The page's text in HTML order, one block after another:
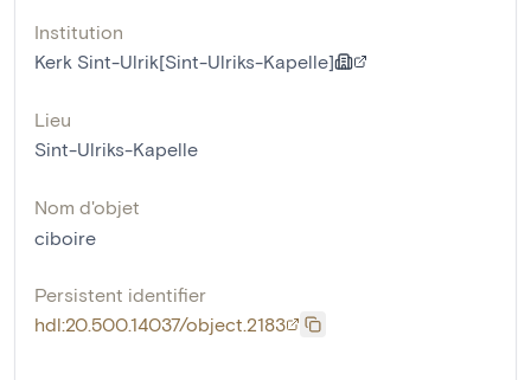
Institution
Kerk Sint-Ulrik[Sint-Ulriks-Kapelle]
Lieu
Sint-Ulriks-Kapelle
Nom d'objet
ciboire
Persistent identifier
hdl:20.500.14037/object.2183